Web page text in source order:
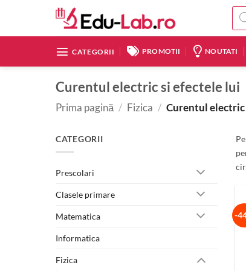
content
CATEGORII PROMOTII NOUTATI
Curentul electric si efectele lui
Prima pagină / Fizica / Curentul electric
CATEGORII
Prescolari
Clasele primare
Matematica
Informatica
Fizica
-